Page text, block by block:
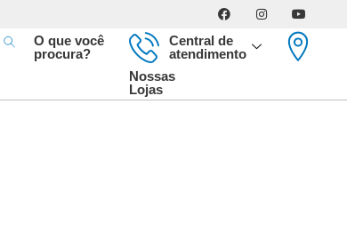
O que você
procura?
Central de
atendimento
Nossas
Lojas